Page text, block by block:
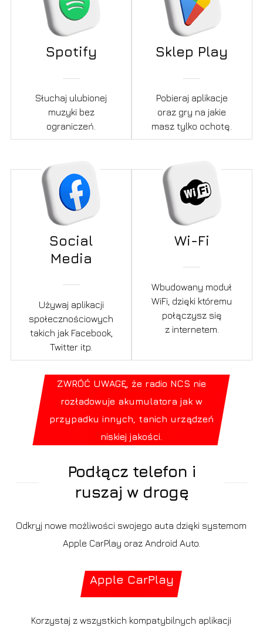
Spotify
Słuchaj ulubionej
muzyki bez
ograniczeń.
Sklep Play
Pobieraj aplikacje
oraz gry na jakie
masz tylko ochotę.
Social
Media
Używaj aplikacji
społecznościowych
takich jak Facebook,
Twitter itp.
Wi-Fi
Wbudowany moduł
WiFi, dzięki któremu
połączysz się
z internetem.
ZWRÓĆ UWAGĘ, że radio NCS nie
rozładowuje akumulatora jak w
przypadku innych, tanich urządzeń
niskiej jakości.
Podłącz telefon i
ruszaj w drogę
Odkryj nowe możliwości swojego auta dzięki systemom
Apple CarPlay oraz Android Auto.
Apple CarPlay
Korzystaj z wszystkich kompatybilnych aplikacji